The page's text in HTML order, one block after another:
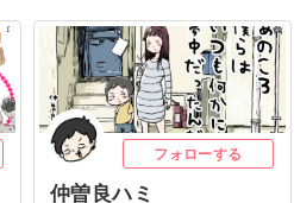
フォローする
仲曽良ハミ